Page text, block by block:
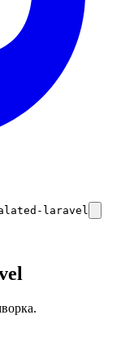
laravel